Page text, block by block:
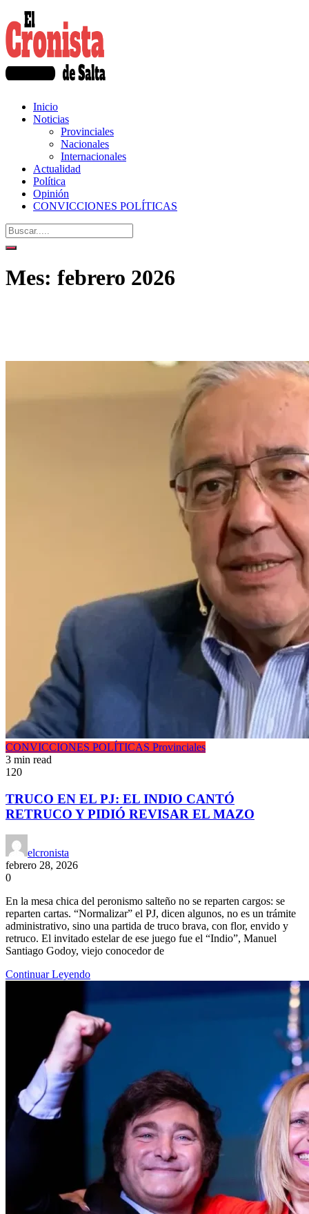
Inicio
Noticias
Provinciales
Nacionales
Internacionales
Actualidad
Política
Opinión
CONVICCIONES POLÍTICAS
Mes: febrero 2026
CONVICCIONES POLÍTICAS Provinciales
3 min read
120
TRUCO EN EL PJ: EL INDIO CANTÓ
RETRUCO Y PIDIÓ REVISAR EL MAZO
elcronista
febrero 28, 2026
0
En la mesa chica del peronismo salteño no se reparten cargos: se
reparten cartas. “Normalizar” el PJ, dicen algunos, no es un trámite
administrativo, sino una partida de truco brava, con flor, envido y
retruco. El invitado estelar de ese juego fue el “Indio”, Manuel
Santiago Godoy, viejo conocedor de
Continuar Leyendo